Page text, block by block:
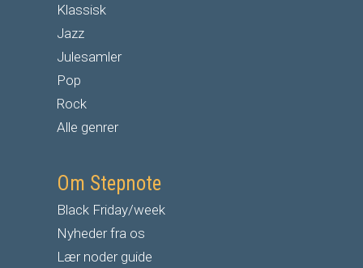
Klassisk
Jazz
Julesamler
Pop
Rock
Alle genrer
Om Stepnote
Black Friday/week
Nyheder fra os
Lær noder guide